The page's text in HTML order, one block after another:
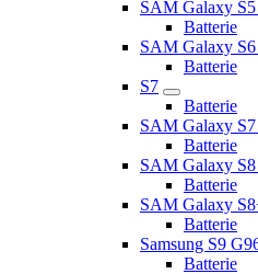
SAM Galaxy
Batterie
SAM Galaxy
Batterie
S7
Batterie
SAM Galaxy
Batterie
SAM Galaxy
Batterie
SAM Galaxy
Batterie
Samsung S9
Batterie